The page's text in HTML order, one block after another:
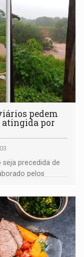
pedem
atingida por
precedida de
pelos